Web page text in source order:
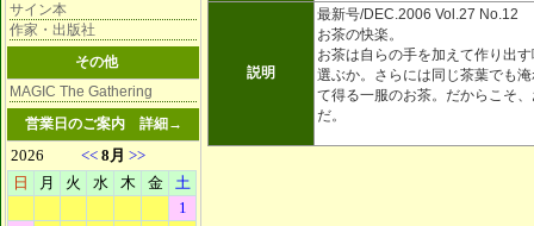
サイン本
作家・出版社
その他
MAGIC The Gathering
営業日のご案内 詳細→
説明
最新号/DEC.2006 Vol.27 No.12
お茶の快楽。
お茶は自らの手を加えて作り出
選ぶか。さらには同じ茶葉でも
て得る一服のお茶。だからこそ
だ。